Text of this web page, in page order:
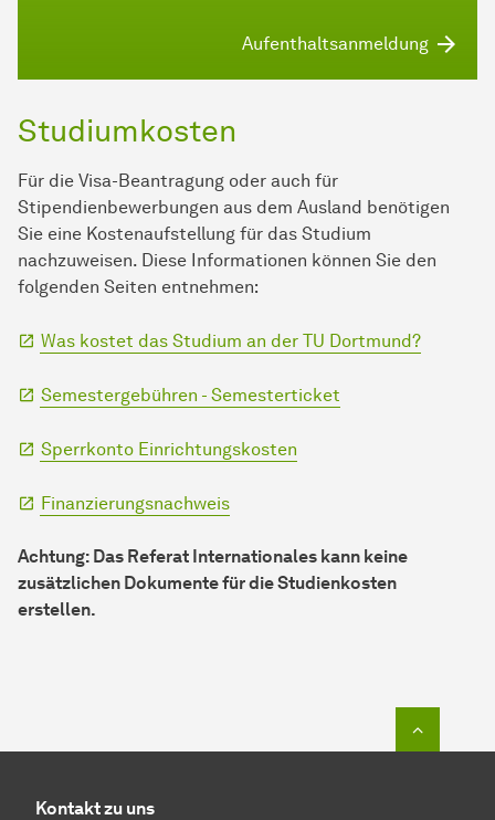
Aufenthaltsanmeldung
Studiumkosten
Für die Visa-Beantragung oder auch für
Stipendienbewerbungen aus dem Ausland benötigen
Sie eine Kostenaufstellung für das Studium
nachzuweisen. Diese Informationen können Sie den
folgenden Seiten entnehmen:
Was kostet das Studium an der TU Dortmund?
Semestergebühren - Semesterticket
Sperrkonto Einrichtungskosten
Finanzierungsnachweis
Achtung: Das Referat Internationales kann keine
zusätzlichen Dokumente für die Studienkosten
erstellen.
Kontakt zu uns